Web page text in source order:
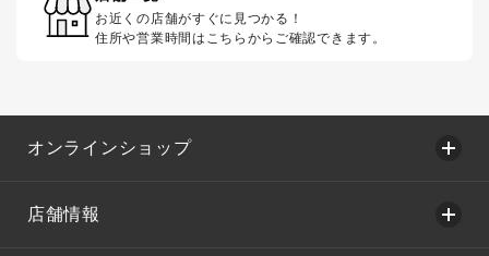
お近くの店舗がすぐに見つかる！
住所や営業時間はこちらからご確認できます。
オンラインショップ
店舗情報